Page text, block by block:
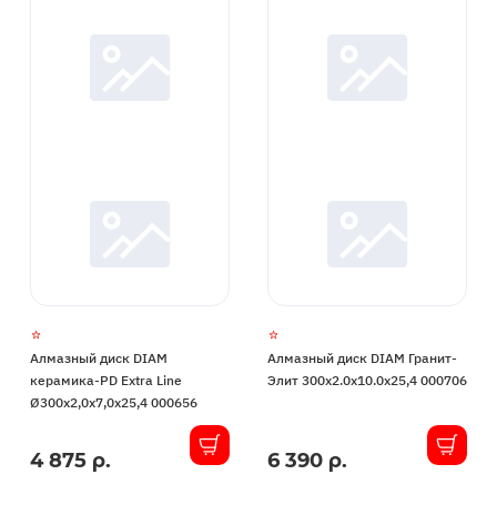
Алмазный диск DIAM
керамика-PD Extra Line
Ø300x2,0x7,0x25,4 000656
В
4 875 р.
Алмазный диск DIAM Гранит-
Элит 300x2.0x10.0x25,4 000706
В
6 390 р.